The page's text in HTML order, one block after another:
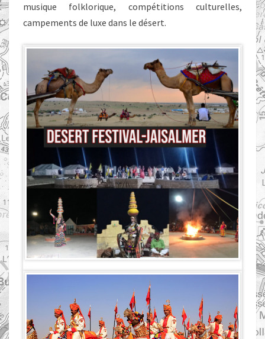
musique folklorique, compétitions culturelles,
campements de luxe dans le désert.